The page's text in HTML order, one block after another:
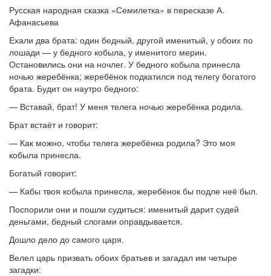
Русская народная сказка «Семилетка» в пересказе А.
Афанасьева
Ехали два брата: один бедный, другой именитый, у обоих по
лошади — у бедного кобыла, у именитого мерин.
Остановились они на ночлег. У бедного кобыла принесла
ночью жеребёнка; жеребёнок подкатился под телегу богатого
брата. Будит он наутро бедного:
— Вставай, брат! У меня телега ночью жеребёнка родила.
Брат встаёт и говорит:
— Как можно, чтобы телега жеребёнка родила? Это моя
кобыла принесла.
Богатый говорит:
— Кабы твоя кобыла принесла, жеребёнок бы подле неё был.
Поспорили они и пошли судиться: именитый дарит судей
деньгами, бедный слогами оправдывается.
Дошло дело до самого царя.
Велел царь призвать обоих братьев и загадал им четыре
загадки: